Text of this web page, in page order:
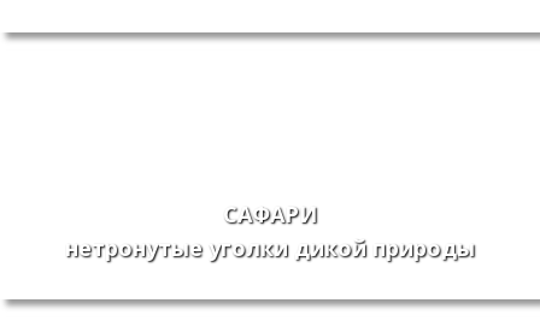
САФАРИ
нетронутые уголки дикой природы